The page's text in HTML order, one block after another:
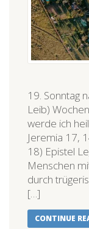
19. Sonntag
Leib)
werde ich
Jeremia 17,
18) Epistel
Menschen
durch
[…]
CONTINUE